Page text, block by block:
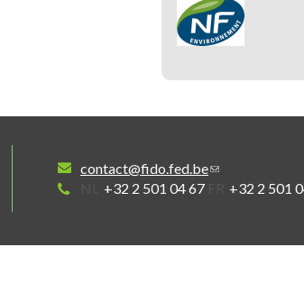
contact@fido.fed.be
+32 2 501 04 67 +32 2 501